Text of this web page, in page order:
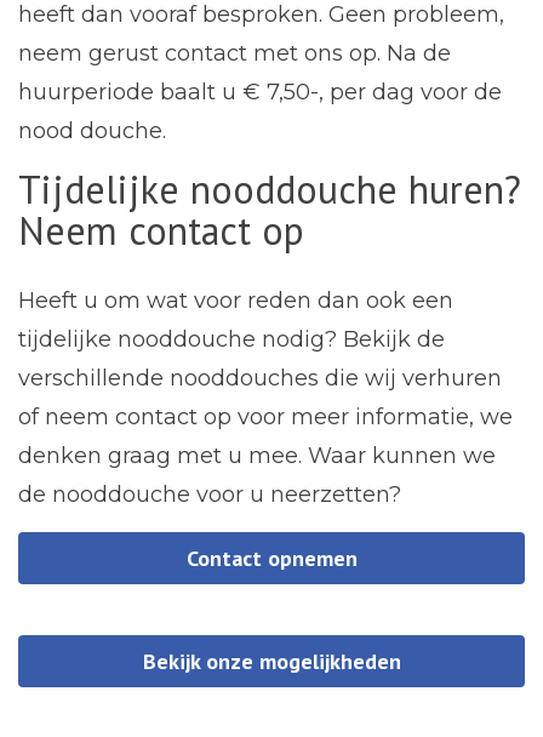
heeft dan vooraf besproken. Geen probleem,
neem gerust contact met ons op. Na de
huurperiode baalt u € 7,50-, per dag voor de
nood douche.
Tijdelijke nooddouche huren?
Neem contact op
Heeft u om wat voor reden dan ook een
tijdelijke nooddouche nodig? Bekijk de
verschillende nooddouches die wij verhuren
of neem contact op voor meer informatie, we
denken graag met u mee. Waar kunnen we
de nooddouche voor u neerzetten?
Contact opnemen
Bekijk onze mogelijkheden